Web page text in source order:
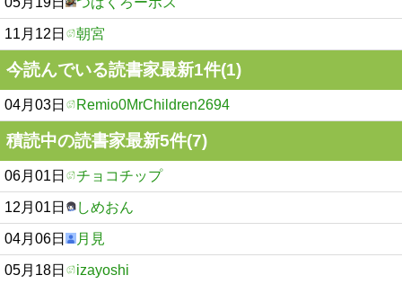
11月12日 朝宮
今読んでいる読書家最新1件(1)
04月03日 Remio0MrChildren2694
積読中の読書家最新5件(7)
06月01日 チョコチップ
12月01日 しめおん
04月06日 月見
05月18日 izayoshi